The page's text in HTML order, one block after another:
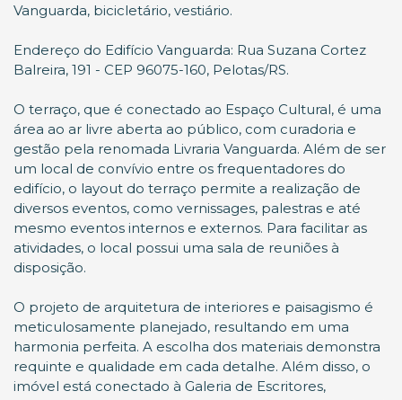
Vanguarda, bicicletário, vestiário.
Endereço do Edifício Vanguarda: Rua Suzana Cortez
Balreira, 191 - CEP 96075-160, Pelotas/RS.
O terraço, que é conectado ao Espaço Cultural, é uma
área ao ar livre aberta ao público, com curadoria e
gestão pela renomada Livraria Vanguarda. Além de ser
um local de convívio entre os frequentadores do
edifício, o layout do terraço permite a realização de
diversos eventos, como vernissages, palestras e até
mesmo eventos internos e externos. Para facilitar as
atividades, o local possui uma sala de reuniões à
disposição.
O projeto de arquitetura de interiores e paisagismo é
meticulosamente planejado, resultando em uma
harmonia perfeita. A escolha dos materiais demonstra
requinte e qualidade em cada detalhe. Além disso, o
imóvel está conectado à Galeria de Escritores,